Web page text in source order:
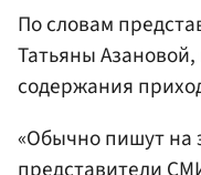
По словам
Татьяны
содержания
«Обычно пишут на